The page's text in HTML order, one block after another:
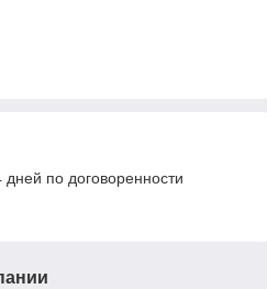
дней по договоренности